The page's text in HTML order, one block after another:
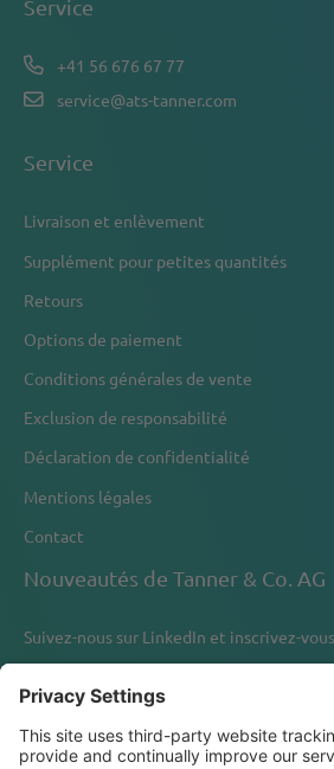
Service
+41 56 676 67 77
service@ats-tanner.com
Service
Livraison et enlèvement
Supplément pour petites quantités
Retours
Options de paiement
Conditions générales de vente
Exclusion de responsabilité
Déclaration de confidentialité
Mentions légales
Contact
Nouveautés de Tanner & Co. AG
Suivez-nous sur LinkedIn et inscrivez-
Newsletter